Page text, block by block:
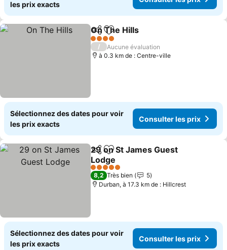
les prix exacts
PartagerAjouter à mes favoris
On The Hills
4 Étoiles
/
Aucune évaluation
à 0.3 km de : Centre-ville
Sélectionnez des dates pour voir
les prix exacts
Consulter les prix
PartagerAjouter à mes favoris
29 on St James Guest
Lodge
Consulter les prix
5 Étoiles
8,2 Très bien
5
Durban, à 17.3 km de : Hillcrest
Sélectionnez des dates pour voir
les prix exacts
Consulter les prix